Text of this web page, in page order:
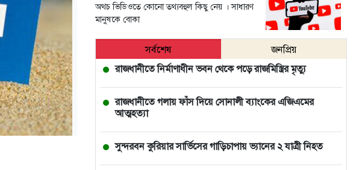
অথচ ভিডিওতে কোনো তথ্যবহুল কিছু নেয় । সাধারণ
মানুষকে বোকা
সর্বশেষ
জনপ্রিয়
রাজধানীতে নির্মাণাধীন ভবন থেকে পড়ে রাজমিস্ত্রির মৃত্যু
রাজধানীতে গলায় ফাঁস দিয়ে সোনালী ব্যাংকের এজিএমের
আত্মহত্যা
সুন্দরবন কুরিয়ার সার্ভিসের গাড়িচাপায় ভ্যানের ২ যাত্রী নিহত